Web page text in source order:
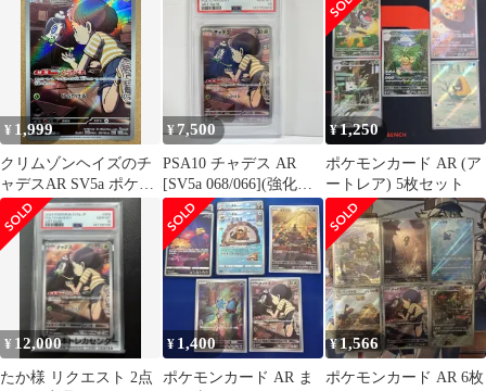
ケット団のヘルガー
¥ 1,999
クリムゾンヘイズのチ
ャデスAR SV5a ポケモ
ンカード現裏面 単品
¥7,500
PSA10 チャデス AR
[SV5a 068/066](強化拡
張パック「クリムゾン
ヘイズ」)
¥1,250
ポケモンカード AR (ア
ートレア) 5枚セット
¥ 12,000
たか様 リクエスト 2点
¥ 1,400
ポケモンカード AR ま
¥1,566
ポケモンカード AR 6枚